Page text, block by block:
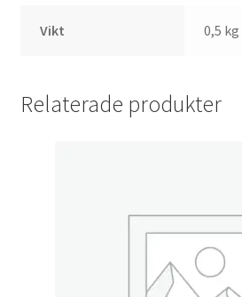
Vikt 0,5 kg
Relaterade produkter